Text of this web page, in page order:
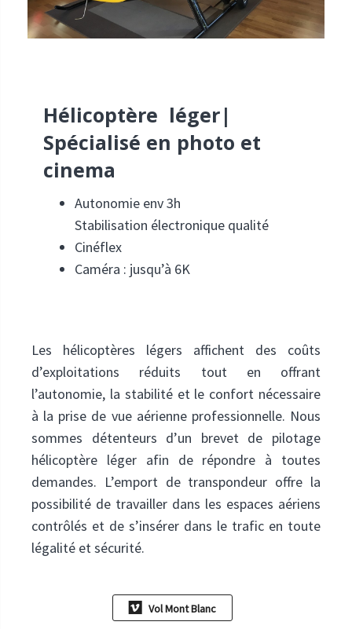
Hélicoptère léger|
Spécialisé en photo et
cinema
Autonomie env 3h
Stabilisation électronique qualité
Cinéflex
Caméra : jusqu’à 6K
Les hélicoptères légers affichent des coûts
d’exploitations réduits tout en offrant
l’autonomie, la stabilité et le confort nécessaire
à la prise de vue aérienne professionnelle. Nous
sommes détenteurs d’un brevet de pilotage
hélicoptère léger afin de répondre à toutes
demandes. L’emport de transpondeur offre la
possibilité de travailler dans les espaces aériens
contrôlés et de s’insérer dans le trafic en toute
légalité et sécurité.
Vol Mont Blanc